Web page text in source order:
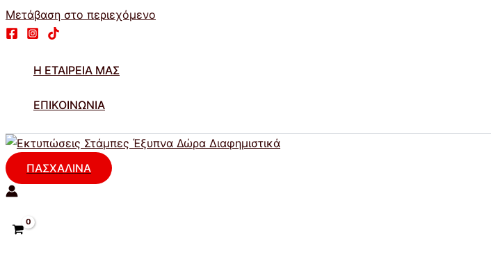
Μετάβαση στο περιεχόμενο
Η ΕΤΑΙΡΕΊΑ ΜΑΣ
ΕΠΙΚΟΙΝΩΝΊΑ
ΠΑΣΧΑΛΙΝΑ